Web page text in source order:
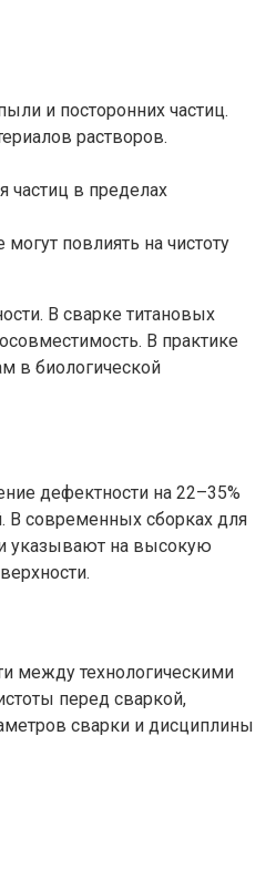
и посторонних частиц.
растворов.
частиц в пределах
повлиять на чистоту
В сварке титановых
В практике
в биологической
дефектности на 22–35%
В современных сборках для
указывают на высокую
между технологическими
перед сваркой,
сварки и дисциплины